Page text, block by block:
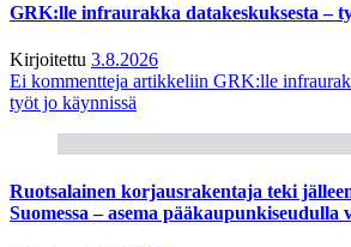
GRK:lle infraurakka datakeskuksesta –
Kirjoitettu 3.8.2026
Ei kommentteja artikkeliin GRK:lle
työt jo käynnissä
Ruotsalainen korjausrakentaja teki
Suomessa – asema pääkaupunkiseudulla